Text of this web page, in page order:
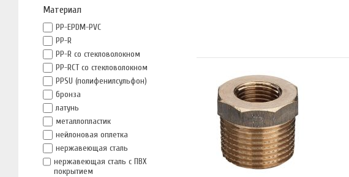
Материал
PP-EPDM-PVC
PP-R
PP-R со стекловолокном
PP-RCT со стекловолокном
PPSU (полифенилсульфон)
бронза
латунь
металлопластик
нейлоновая оплетка
нержавеющая сталь
нержавеющая сталь с ПВХ
покрытием